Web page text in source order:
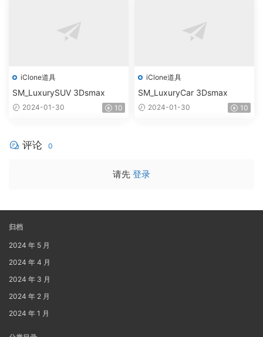
iClone道具
SM_LuxurySUV 3Dsmax
2024-01-30 10
iClone道具
SM_LuxuryCar 3Dsmax
2024-01-30 10
评论 0
请先 登录
归档
2024 年 5 月
2024 年 4 月
2024 年 3 月
2024 年 2 月
2024 年 1 月